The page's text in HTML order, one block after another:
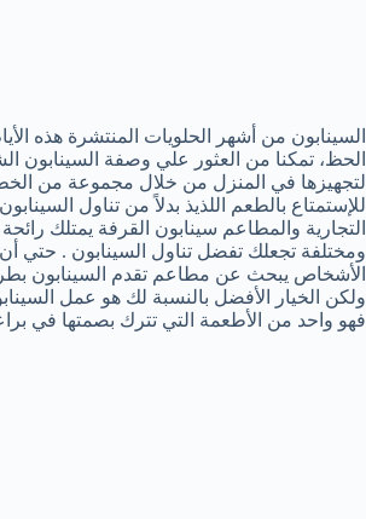
السينابون من أشهر الحلويات المنتشرة هذه
الحظ، تمكنا من العثور علي وصفة السينابون
لتجهيزها في المنزل من خلال مجموعة من
للإستمتاع بالطعم اللذيذ بدلاً من تناول
التجارية والمطاعم سينابون القرفة يمتلك
ومختلفة تجعلك تفضل تناول السينابون . حتي
الأشخاص يبحث عن مطاعم تقدم السينابون
ولكن الخيار الأفضل بالنسبة لك هو عمل
فهو واحد من الأطعمة التي تترك بصمتها في